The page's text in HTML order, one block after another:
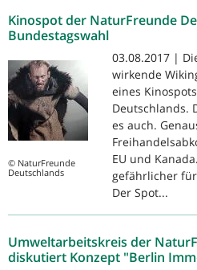
Kinospot der NaturFreunde
Bundestagswahl
© NaturFreunde
Deutschlands
03.08.2017 |
wirkende
eines
Deutschlands.
es auch.
EU und
gefährlicher
Der Spot...
Umweltarbeitskreis der
diskutiert Konzept "Berlin